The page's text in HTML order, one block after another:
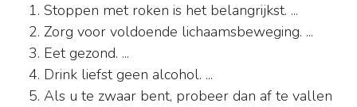
Stoppen met roken is het belangrijkst. ...
Zorg voor voldoende lichaamsbeweging. ...
Eet gezond. ...
Drink liefst geen alcohol. ...
Als u te zwaar bent, probeer dan af te vallen